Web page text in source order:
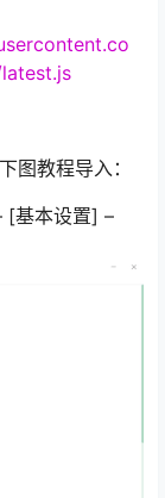
图教程导入：
[基本设置] –